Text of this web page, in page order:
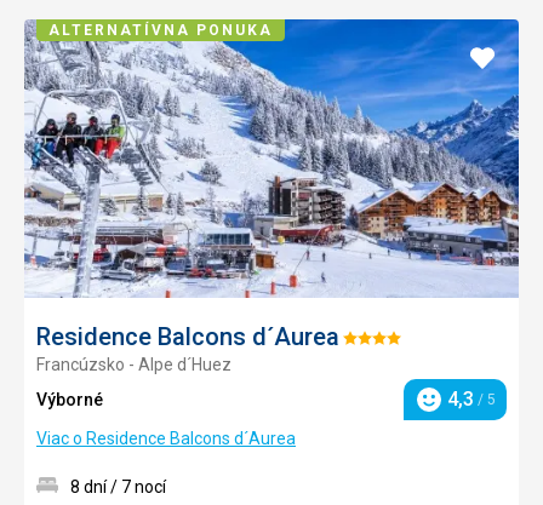
Residence Balcons d´Aurea Hodnotenie:
Francúzsko - Alpe d´Huez
Výborné
Hodnotenie
4,3 / 5
Viac o Residence Balcons d´Aurea
Pridať
do
8 dní / 7 nocí
ALTERNATÍVNA PONUKA